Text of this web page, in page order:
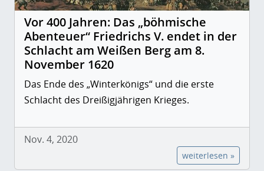
Vor 400 Jahren: Das „böhmische
Abenteuer“ Friedrichs V. endet in der
Schlacht am Weißen Berg am 8.
November 1620
Das Ende des „Winterkönigs“ und die erste
Schlacht des Dreißigjährigen Krieges.
Nov. 4, 2020
weiterlesen »